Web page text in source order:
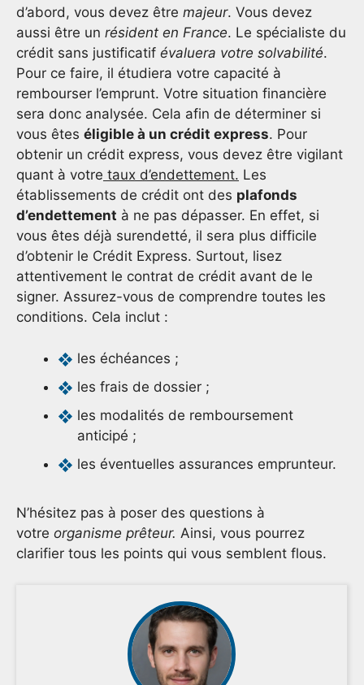
d’abord, vous devez être majeur. Vous devez
aussi être un résident en France. Le spécialiste du
crédit sans justificatif évaluera votre solvabilité.
Pour ce faire, il étudiera votre capacité à
rembourser l’emprunt. Votre situation financière
sera donc analysée. Cela afin de déterminer si
vous êtes éligible à un crédit express. Pour
obtenir un crédit express, vous devez être vigilant
quant à votre taux d’endettement. Les
établissements de crédit ont des plafonds
d’endettement à ne pas dépasser. En effet, si
vous êtes déjà surendetté, il sera plus difficile
d’obtenir le Crédit Express. Surtout, lisez
attentivement le contrat de crédit avant de le
signer. Assurez-vous de comprendre toutes les
conditions. Cela inclut :
les échéances ;
les frais de dossier ;
les modalités de remboursement
anticipé ;
les éventuelles assurances emprunteur.
N’hésitez pas à poser des questions à
votre organisme prêteur. Ainsi, vous pourrez
clarifier tous les points qui vous semblent flous.